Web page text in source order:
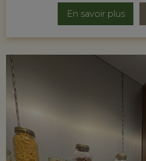
En savoir plus